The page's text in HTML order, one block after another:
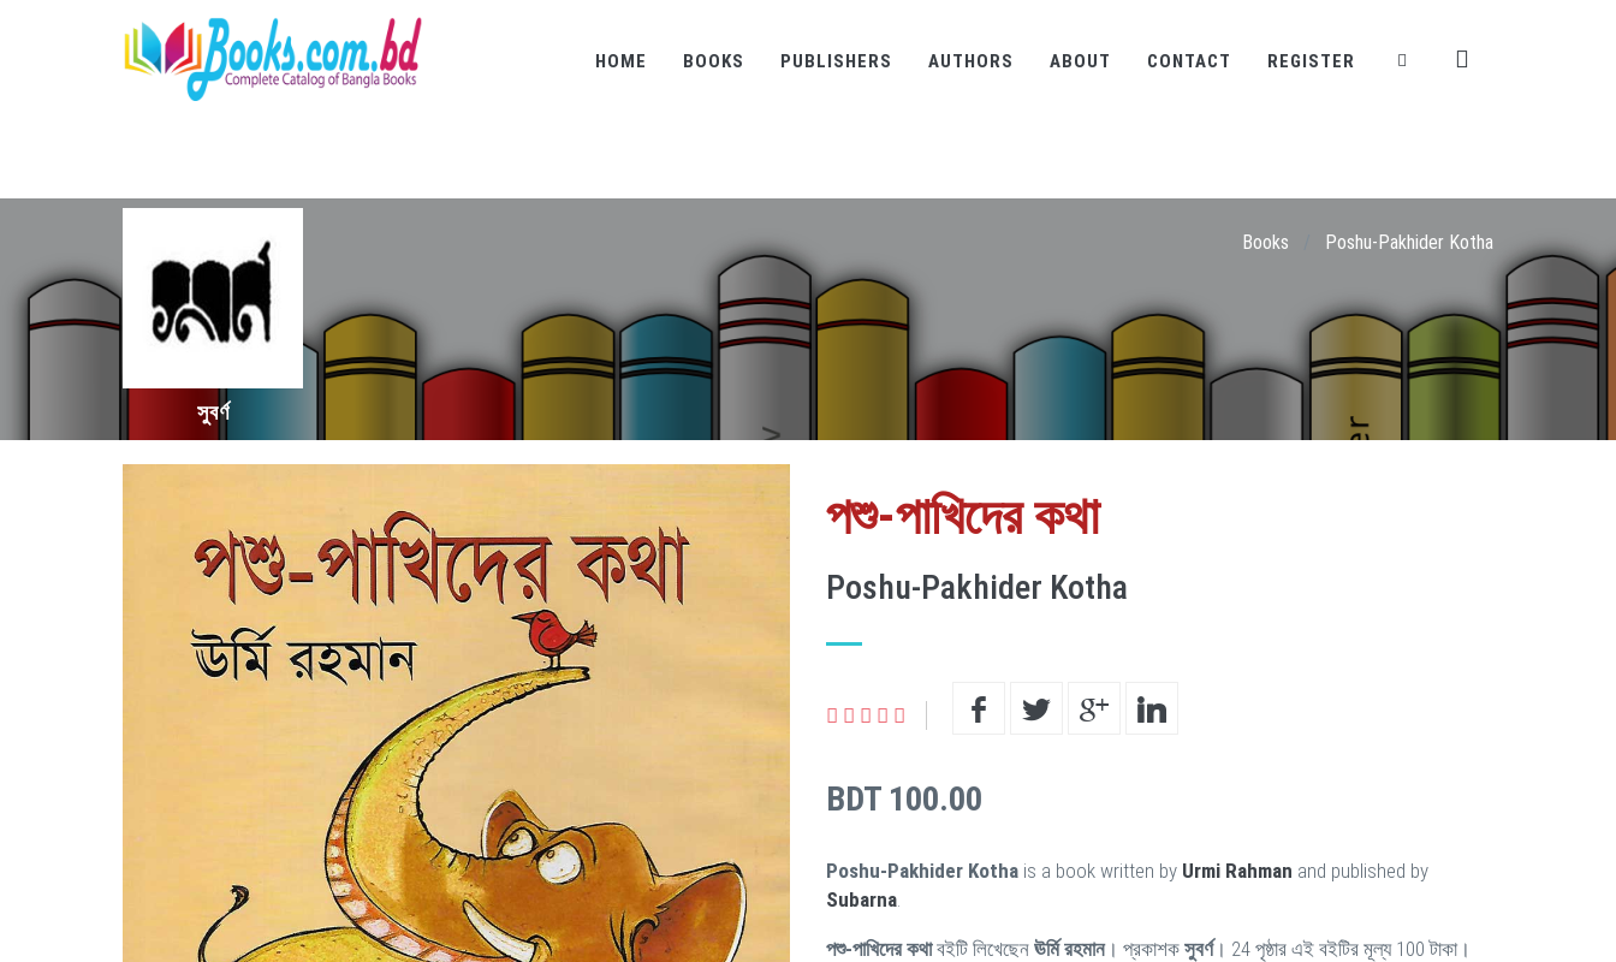
HOME BOOKS PUBLISHERS AUTHORS ABOUT CONTACT REGISTER
সুবর্ণ
Books Poshu-Pakhider Kotha
পশু-পাখিদের কথা
Poshu-Pakhider Kotha
BDT 100.00
Poshu-Pakhider Kotha is a book written by Urmi Rahman and published by
Subarna.
পশু-পাখিদের কথাবইটি লিখেছেন ঊর্মি রহমান। প্রকাশক সুবর্ণ। 24 পৃষ্ঠার এই বইটির মূল্য 100 টাকা।